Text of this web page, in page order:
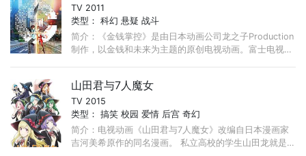
TV 2011
类型：科幻 悬疑 战斗
简介：《金钱掌控》是由日本动画公司龙之子Production
制作，以金钱和未来为主题的原创电视动画。富士电视台
山田君与7人魔女
TV 2015
类型：搞笑 校园 爱情 后宫 奇幻
简介：电视动画《山田君与7人魔女》改编自日本漫画家
吉河美希原作的同名漫画。 私立高校的学生山田龙就是